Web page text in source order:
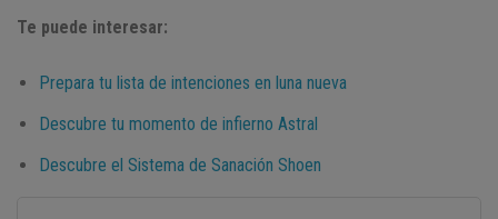
Te puede interesar:
Prepara tu lista de intenciones en luna nueva
Descubre tu momento de infierno Astral
Descubre el Sistema de Sanación Shoen